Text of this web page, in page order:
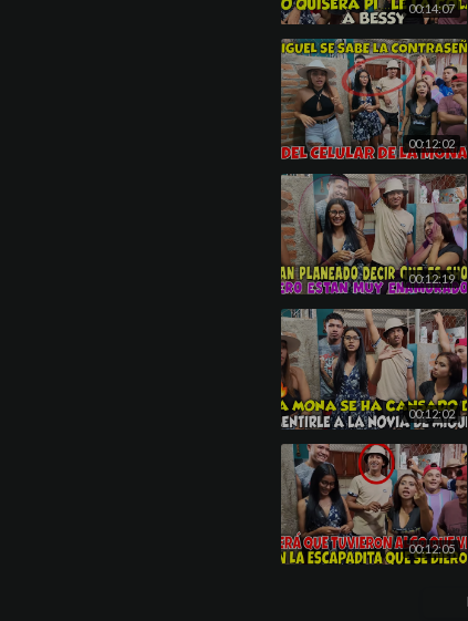
00:14:07
00:12:02
00:12:19
00:12:02
00:12:05